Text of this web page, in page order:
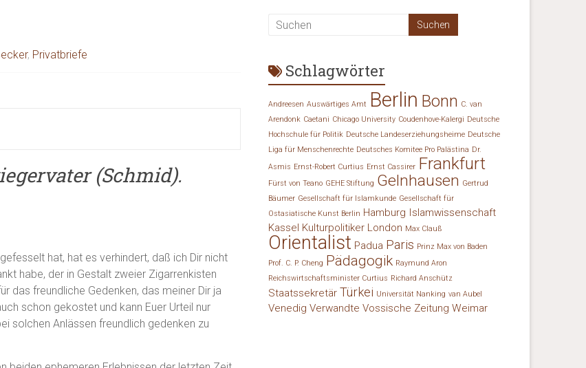
, Privatbriefe
(Schmid).
hat, hat es verhindert, daß ich Dir nicht
habe, der in Gestalt zweier Zigarrenkisten
das freundliche Gedenken, das meiner Dir ja
schon gekostet und kann Euer Urteil nur
solchen Anlässen freundlich gedenken zu
Schlagwörter
Andreesen Auswärtiges Amt Berlin Bonn C. van
Arendonk Caetani Chicago University Coudenhove-Kalergi Deutsche
Hochschule für Politik Deutsche Landeserziehungsheime Deutsche
Liga für Menschenrechte Deutsches Komitee Pro Palästina Dr.
Asmis Ernst-Robert Curtius Ernst Cassirer Frankfurt
Fürst von Teano GEHE Stiftung Gelnhausen Gertrud
Bäumer Gesellschaft für Islamkunde Gesellschaft für
Ostasiatische Kunst Berlin Hamburg Islamwissenschaft
Kassel Kulturpolitiker London Max Clauß
Orientalist Padua Paris Prinz Max von Baden
Prof. C. P. Cheng Pädagogik Raymund Aron
Reichswirtschaftsminister Curtius Richard Anschütz
Staatssekretär Türkei Universität Nanking van Aubel
Venedig Verwandte Vossische Zeitung Weimar